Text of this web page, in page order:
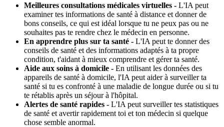
Meilleures consultations médicales virtuelles - L'IA peut
examiner tes informations de santé à distance et donner de
bons conseils, ce qui est idéal lorsque tu ne peux pas ou ne
souhaites pas te rendre chez le médecin en personne.
En apprendre plus sur ta santé - L'IA peut te donner des
conseils de santé et des informations adaptés à ta propre
condition, t'aidant à mieux comprendre et gérer ta santé.
Aide aux soins à domicile - En utilisant les données des
appareils de santé à domicile, l'IA peut aider à surveiller ta
santé si tu es confronté à une maladie de longue durée ou si tu
te rétablis après un séjour à l'hôpital.
Alertes de santé rapides - L'IA peut surveiller tes statistiques
de santé et avertir rapidement toi et ton médecin si quelque
chose semble anormal.